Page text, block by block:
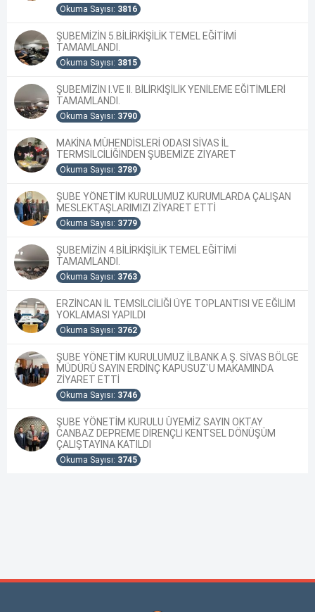
Okuma Sayısı: 3816
ŞUBEMİZİN 5.BİLİRKİŞİLİK TEMEL EĞİTİMİ
TAMAMLANDI.
Okuma Sayısı: 3815
ŞUBEMİZİN I.VE II. BİLİRKİŞİLİK YENİLEME EĞİTİMLERİ
TAMAMLANDI.
Okuma Sayısı: 3790
MAKİNA MÜHENDİSLERİ ODASI SİVAS İL
TERMSİLCİLİĞİNDEN ŞUBEMİZE ZİYARET
Okuma Sayısı: 3789
ŞUBE YÖNETİM KURULUMUZ KURUMLARDA ÇALIŞAN
MESLEKTAŞLARIMIZI ZİYARET ETTİ
Okuma Sayısı: 3779
ŞUBEMİZİN 4.BİLİRKİŞİLİK TEMEL EĞİTİMİ
TAMAMLANDI.
Okuma Sayısı: 3763
ERZİNCAN İL TEMSİLCİLİĞİ ÜYE TOPLANTISI VE EĞİLİM
YOKLAMASI YAPILDI
Okuma Sayısı: 3762
ŞUBE YÖNETİM KURULUMUZ İLBANK A.Ş. SİVAS BÖLGE
MÜDÜRÜ SAYIN ERDİNÇ KAPUSUZ`U MAKAMINDA
ZİYARET ETTİ
Okuma Sayısı: 3746
ŞUBE YÖNETİM KURULU ÜYEMİZ SAYIN OKTAY
CANBAZ DEPREME DİRENÇLİ KENTSEL DÖNÜŞÜM
ÇALIŞTAYINA KATILDI
Okuma Sayısı: 3745